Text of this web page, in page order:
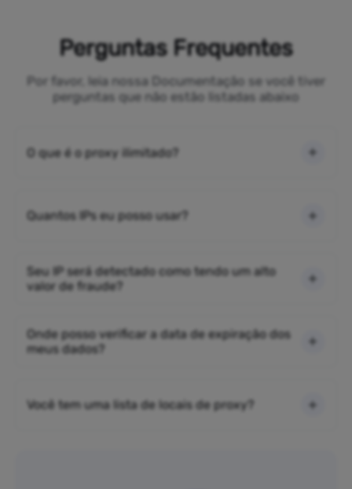
Perguntas Frequentes
Por favor, leia nossa Documentação se você tiver
perguntas que não estão listadas abaixo
O que é o proxy ilimitado?
Quantos IPs eu posso usar?
Seu IP será detectado como tendo um alto
valor de fraude?
Onde posso verificar a data de expiração dos
meus dados?
Você tem uma lista de locais de proxy?